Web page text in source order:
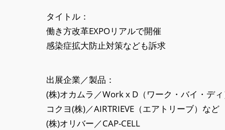
タイトル：
働き方改革EXPOリアルで開催
感染症拡大防止対策なども訴求
出展企業／製品：
(株)オカムラ／Work x D（ワーク・バイ・デ
コクヨ(株)／AIRTRIEVE（エアトリーブ）など
(株)オリバー／CAP-CELL